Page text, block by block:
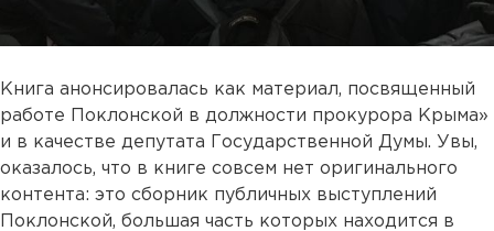
Книга анонсировалась как материал, посвященный
работе Поклонской в должности прокурора Крыма»
и в качестве депутата Государственной Думы. Увы,
оказалось, что в книге совсем нет оригинального
контента: это сборник публичных выступлений
Поклонской, большая часть которых находится в